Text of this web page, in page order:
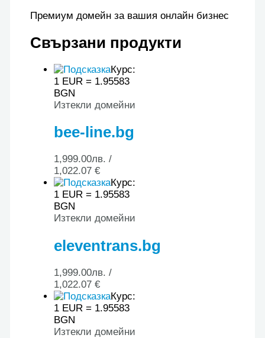
Премиум домейн за вашия онлайн бизнес
Свързани продукти
Курс:
1 EUR = 1.95583
BGN
Изтекли домейни
bee-line.bg
1,999.00лв. /
1,022.07 €
Курс:
1 EUR = 1.95583
BGN
Изтекли домейни
eleventrans.bg
1,999.00лв. /
1,022.07 €
Курс:
1 EUR = 1.95583
BGN
Изтекли домейни